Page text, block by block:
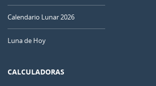
Calendario Lunar 2026
Luna de Hoy
CALCULADORAS